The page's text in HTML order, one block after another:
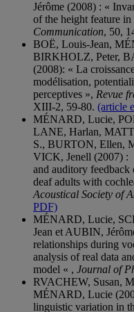
Jérôme (2008) : «
of the height feature
Communication, 50,
BOË, Louis-Jean,
BIRKHOLZ, Peter,
(2008): « La
modélisation,
perceptives », Revue
XIII-2, 59-80. (article
MÉNARD, Lucie,
LANE, Harlan,
S., BURTON, Ellen,
VICK, Jenell (2007) :
and auditory
deaf adults with
Acoustical Society of
PDF)
MÉNARD, Lucie,
Jean et AUBIN,
relationships during
analysis of real data
model « , Journal of
RVACHEW, Susan,
MÉNARD, Lucie
linguistic variation in